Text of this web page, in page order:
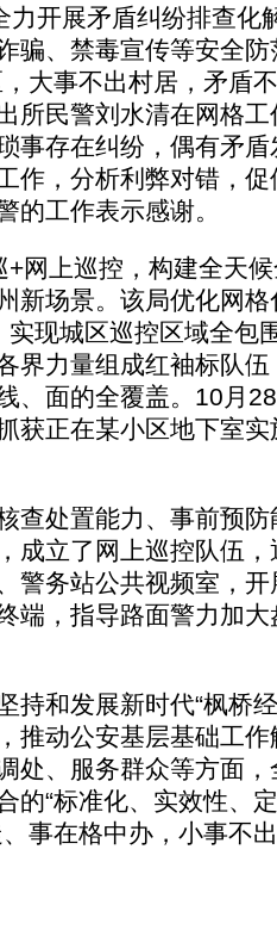
力开展矛盾纠纷排查化
骗、禁毒宣传等安全
大事不出村居，矛盾
所民警刘水清在网格
事存在纠纷，偶有矛
作，分析利弊对错，
的工作表示感谢。
上巡控，构建全天候
新场景。该局优化网
实现城区巡控区域全包
界力量组成红袖标队
、面的全覆盖。10月
获正在某小区地下室
处置能力、事前预防
成立了网上巡控队伍
警务站公共视频室，
端，指导路面警力加
和发展新时代“枫桥经
推动公安基层基础工
处、服务群众等方面
的“标准化、实效性、
事在格中办，小事不